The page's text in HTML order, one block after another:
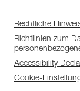
Rechtliche
Richtlinien zum
Accessibility
Cookie-